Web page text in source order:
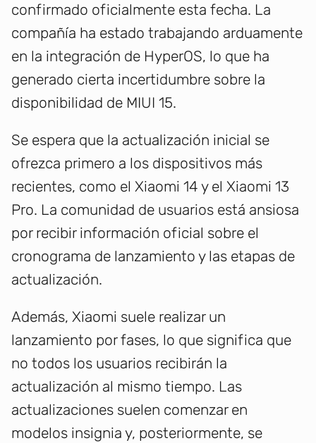
confirmado oficialmente esta fecha. La
compañía ha estado trabajando arduamente
en la integración de HyperOS, lo que ha
generado cierta incertidumbre sobre la
disponibilidad de MIUI 15.
Se espera que la actualización inicial se
ofrezca primero a los dispositivos más
recientes, como el Xiaomi 14 y el Xiaomi 13
Pro. La comunidad de usuarios está ansiosa
por recibir información oficial sobre el
cronograma de lanzamiento y las etapas de
actualización.
Además, Xiaomi suele realizar un
lanzamiento por fases, lo que significa que
no todos los usuarios recibirán la
actualización al mismo tiempo. Las
actualizaciones suelen comenzar en
modelos insignia y, posteriormente, se